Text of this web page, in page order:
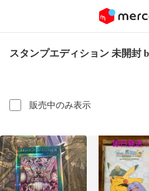
スタンプエディション 未開封
販売中のみ表示